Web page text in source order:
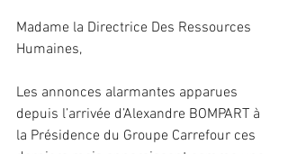
Madame la Directrice Des Ressources
Humaines,
Les annonces alarmantes apparues
depuis l’arrivée d’Alexandre BOMPART à
la Présidence du Groupe Carrefour ces